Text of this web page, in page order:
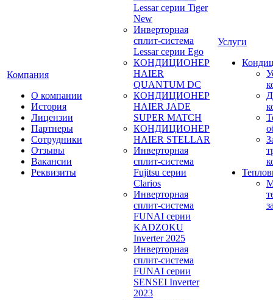
Компания
О компании
История
Лицензии
Партнеры
Сотрудники
Отзывы
Вакансии
Реквизиты
Lessar серии Tiger
New
Инверторная
сплит-система
Lessar серии Ego
КОНДИЦИОНЕР
HAIER
QUANTUM DC
КОНДИЦИОНЕР
HAIER JADE
SUPER MATCH
КОНДИЦИОНЕР
HAIER STELLAR
Инверторная
сплит-система
Fujitsu серии
Clarios
Инверторная
сплит-система
FUNAI серии
KADZOKU
Inverter 2025
Инверторная
сплит-система
FUNAI серии
SENSEI Inverter
2023
Услуги